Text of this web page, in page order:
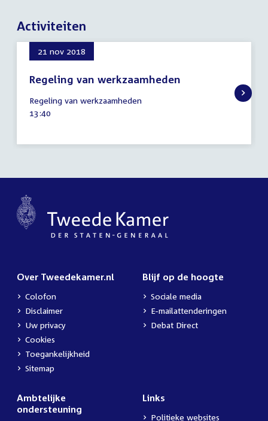
Activiteiten
21 nov 2018
Regeling van werkzaamheden
november
2018
Regeling van werkzaamheden
Tijd
13:40
Over Tweedekamer.nl
Colofon
Disclaimer
Uw privacy
Cookies
Toegankelijkheid
Sitemap
Blijf op de hoogte
Sociale media
E-mailattenderingen
Debat Direct
Ambtelijke
ondersteuning
Links
Politieke websites